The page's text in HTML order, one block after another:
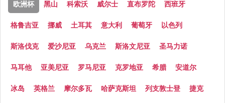
欧洲杯 黑山 科索沃 威尔士 直布罗陀 西班牙
格鲁吉亚 挪威 土耳其 意大利 葡萄牙 以色列
斯洛伐克 爱沙尼亚 乌克兰 斯洛文尼亚 圣马力诺
马耳他 亚美尼亚 罗马尼亚 克罗地亚 希腊 安道尔
冰岛 英格兰 摩尔多瓦 哈萨克斯坦 列支敦士登 捷克